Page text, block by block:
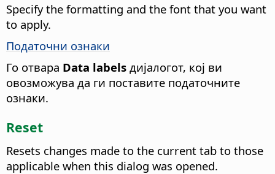
Specify the formatting and the font that you want
to apply.
Податочни ознаки
Го отвара Data labels дијалогот, кој ви
овозможува да ги поставите податочните
ознаки.
Reset
Resets changes made to the current tab to those
applicable when this dialog was opened.